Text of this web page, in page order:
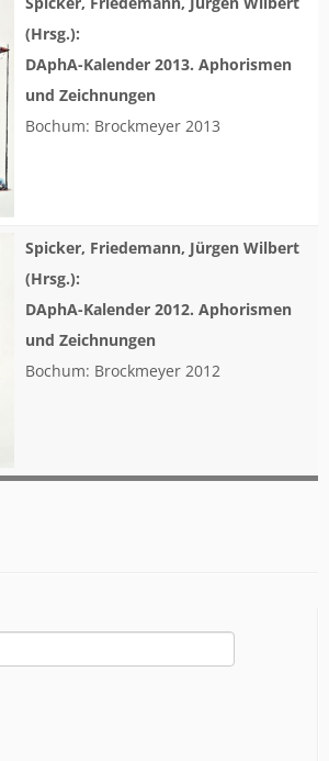
(Hrsg.):
DAphA-Kalender 2013. Aphorismen
und Zeichnungen
Bochum: Brockmeyer 2013
Spicker, Friedemann, Jürgen Wilbert
(Hrsg.):
DAphA-Kalender 2012. Aphorismen
und Zeichnungen
Bochum: Brockmeyer 2012